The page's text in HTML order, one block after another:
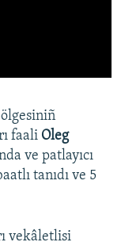
faali Oleg
ve patlayıcı
tanıdı ve 5
vekâletlisi